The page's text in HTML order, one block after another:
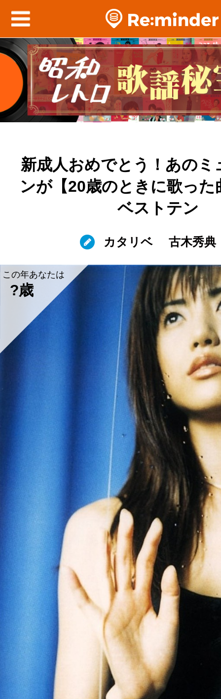
新成人おめでとう！あのミ
ンが【20歳のときに歌った
ベストテン
カタリベ 古木秀典
この年あなたは
?歳